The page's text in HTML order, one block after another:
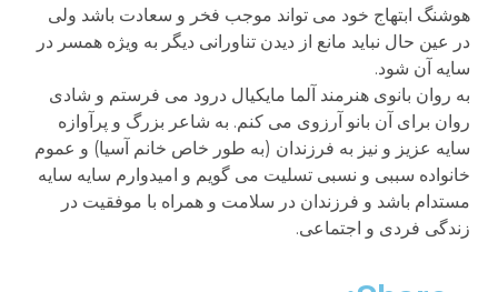
هوشنگ ابتهاج خود می تواند موجب فخر و سعادت باشد ولی
در عین حال نباید مانع از دیدن تناورانی دیگر به ویژه همسر در
سایه آن شود.
به روان بانوی هنرمند آلما مایکیال درود می فرستم و شادی
روان برای آن بانو آرزوی می کنم. به شاعر بزرگ و پرآوازه
سایه عزیز و نیز به فرزندان (به طور خاص خانم آسیا) و عموم
خانواده سببی و نسبی تسلیت می گویم و امیدوارم سایه سایه
مستدام باشد و فرزندان در سلامت و همراه با موفقیت در
زندگی فردی و اجتماعی.